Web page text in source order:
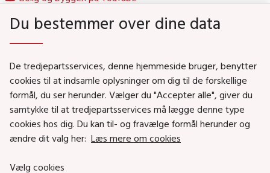
Social- og Boligministeriet
Job i Social- og Boligstyrelsen
Puljer og tilskud
Nyhedsbreve
Du bestemmer over dine data
De tredjepartsservices, denne hjemmeside bruger, benytter
cookies til at indsamle oplysninger om dig til de forskellige
formål, du ser herunder. Vælger du "Accepter alle", giver du
samtykke til at tredjepartsservices må lægge denne type
cookies hos dig. Du kan til- og fravælge formål herunder og
ændre dit valg her: Læs mere om cookies
Vælg cookies